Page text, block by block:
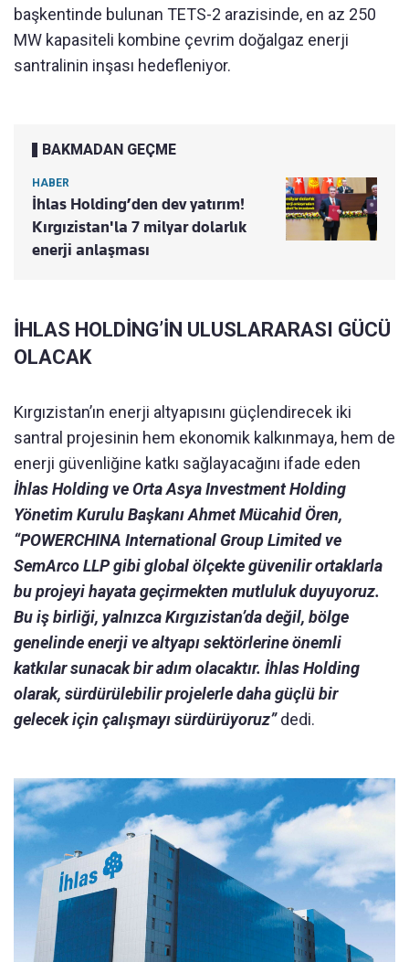
başkentinde bulunan TETS-2 arazisinde, en az 250
MW kapasiteli kombine çevrim doğalgaz enerji
santralinin inşası hedefleniyor.
BAKMADAN GEÇME
HABER
İhlas Holding’den dev yatırım!
Kırgızistan'la 7 milyar dolarlık
enerji anlaşması
İHLAS HOLDİNG’İN ULUSLARARASI GÜCÜ
OLACAK
Kırgızistan’ın enerji altyapısını güçlendirecek iki
santral projesinin hem ekonomik kalkınmaya, hem de
enerji güvenliğine katkı sağlayacağını ifade eden
İhlas Holding ve Orta Asya Investment Holding
Yönetim Kurulu Başkanı Ahmet Mücahid Ören,
“POWERCHINA International Group Limited ve
SemArco LLP gibi global ölçekte güvenilir ortaklarla
bu projeyi hayata geçirmekten mutluluk duyuyoruz.
Bu iş birliği, yalnızca Kırgızistan’da değil, bölge
genelinde enerji ve altyapı sektörlerine önemli
katkılar sunacak bir adım olacaktır. İhlas Holding
olarak, sürdürülebilir projelerle daha güçlü bir
gelecek için çalışmayı sürdürüyoruz”dedi.